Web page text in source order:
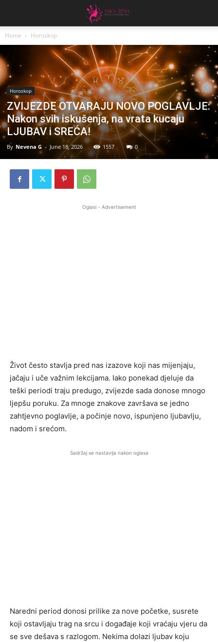
Home Horoskop
Horoskop
ZVIJEZDE OTVARAJU NOVO POGLAVLJE:
Nakon svih iskušenja, na vrata kucaju
LJUBAV i SREĆA!
By Nevena G - June 18, 2026 1557 0
Oglasi - Advertisement
Život često stavlja pred nas izazove koji nas mijenjaju,
jačaju i uče važnim lekcijama. Iako ponekad djeluje da
teški periodi traju predugo, zvijezde sada donose mnogo
ljepšu poruku. Za mnoge znakove završava se jedno
zahtjevno poglavlje, a počinje novo, ispunjeno ljubavlju,
nadom i srećom.
Sadržaj se nastavlja nakon oglasa
Naredni period donosi prilike za nove početke, susrete
koji ostavljaju trag na srcu i događaje koji vraćaju vjeru da
se sve dešava s razlogom. Nekima dolazi ljubav koju